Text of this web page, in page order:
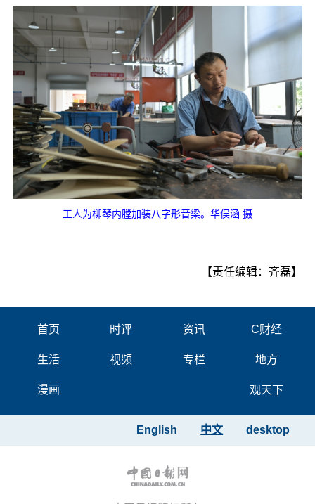
工人为柳琴内膛加装八字形音梁。华俣涵 摄
【责任编辑：齐磊】
首页 时评 资讯 C财经
生活 视频 专栏 地方
漫画 观天下
desktop
中文
English